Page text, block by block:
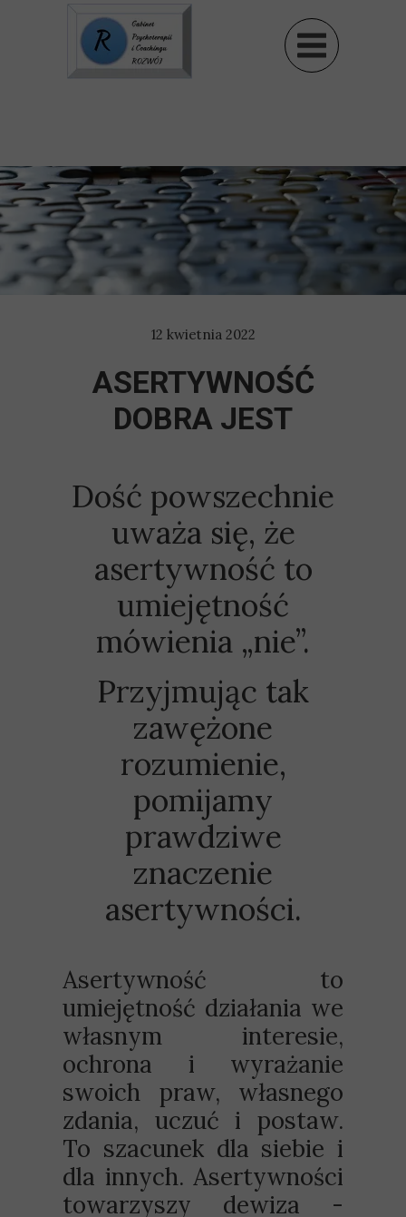
12 kwietnia 2022
ASERTYWNOŚĆ
DOBRA JEST
Dość powszechnie
uważa się, że
asertywność to
umiejętność
mówienia „nie”.
Przyjmując tak
zawężone
rozumienie,
pomijamy
prawdziwe
znaczenie
asertywności.
Asertywność to
umiejętność działania we
własnym interesie,
ochrona i wyrażanie
swoich praw, własnego
zdania, uczuć i postaw.
To szacunek dla siebie i
dla innych. Asertywności
towarzyszy dewiza -